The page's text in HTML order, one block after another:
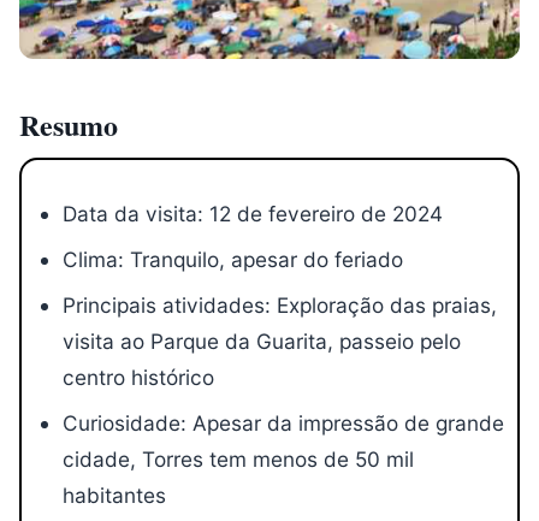
Resumo
Data da visita: 12 de fevereiro de 2024
Clima: Tranquilo, apesar do feriado
Principais atividades: Exploração das praias,
visita ao Parque da Guarita, passeio pelo
centro histórico
Curiosidade: Apesar da impressão de grande
cidade, Torres tem menos de 50 mil
habitantes